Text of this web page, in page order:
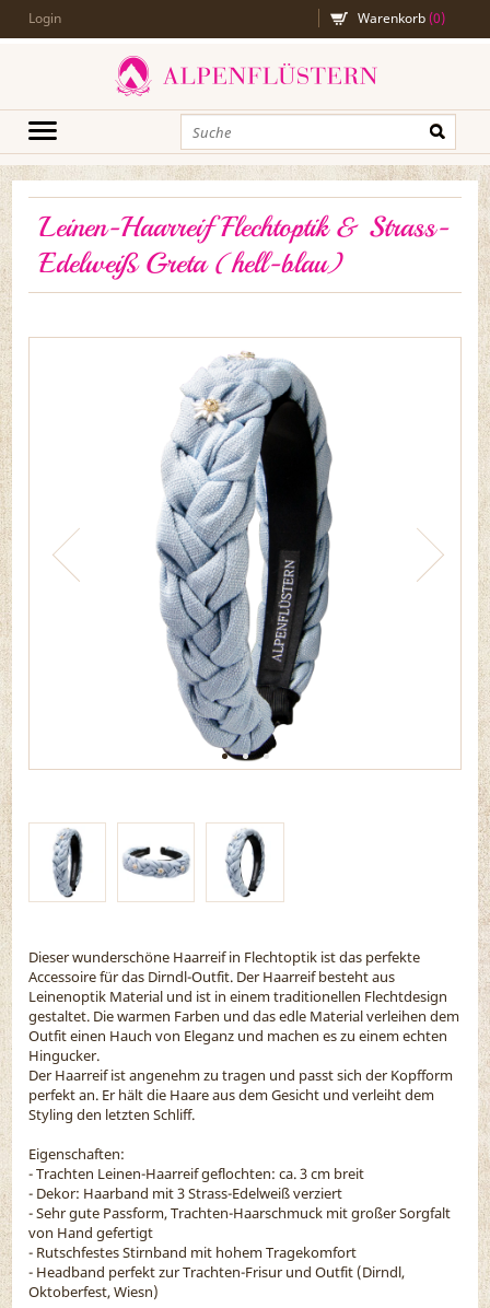
Login Warenkorb(0)
Leinen-Haarreif Flechtoptik & Strass-
Edelweiß Greta (hell-blau)
Dieser wunderschöne Haarreif in Flechtoptik ist das perfekte
Accessoire für das Dirndl-Outfit. Der Haarreif besteht aus
Leinenoptik Material und ist in einem traditionellen Flechtdesign
gestaltet. Die warmen Farben und das edle Material verleihen dem
Outfit einen Hauch von Eleganz und machen es zu einem echten
Hingucker.
Der Haarreif ist angenehm zu tragen und passt sich der Kopfform
perfekt an. Er hält die Haare aus dem Gesicht und verleiht dem
Styling den letzten Schliff.
Eigenschaften:
- Trachten Leinen-Haarreif geflochten: ca. 3 cm breit
- Dekor: Haarband mit 3 Strass-Edelweiß verziert
- Sehr gute Passform, Trachten-Haarschmuck mit großer Sorgfalt
von Hand gefertigt
- Rutschfestes Stirnband mit hohem Tragekomfort
- Headband perfekt zur Trachten-Frisur und Outfit (Dirndl,
Oktoberfest, Wiesn)